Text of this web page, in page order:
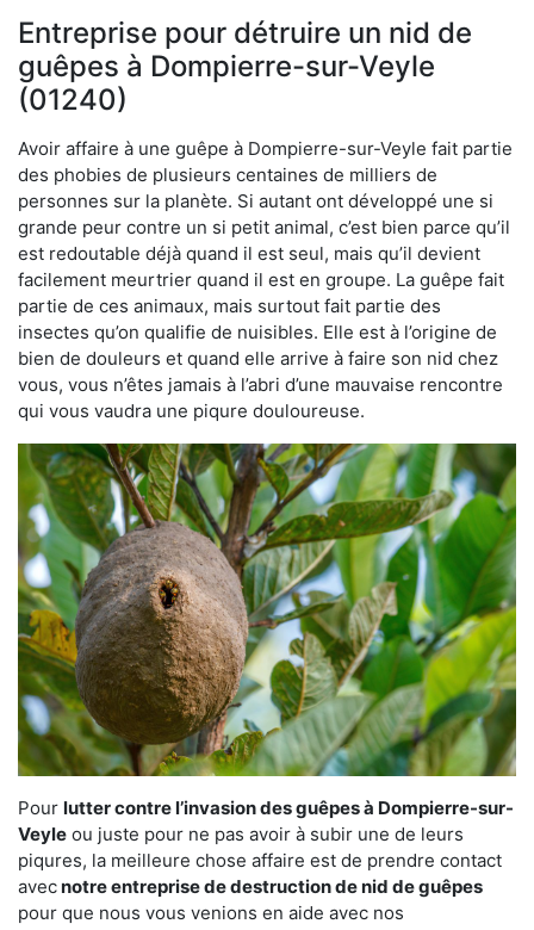
Entreprise pour détruire un nid de
guêpes à Dompierre-sur-Veyle
(01240)
Avoir affaire à une guêpe à Dompierre-sur-Veyle fait partie
des phobies de plusieurs centaines de milliers de
personnes sur la planète. Si autant ont développé une si
grande peur contre un si petit animal, c’est bien parce qu’il
est redoutable déjà quand il est seul, mais qu’il devient
facilement meurtrier quand il est en groupe. La guêpe fait
partie de ces animaux, mais surtout fait partie des
insectes qu’on qualifie de nuisibles. Elle est à l’origine de
bien de douleurs et quand elle arrive à faire son nid chez
vous, vous n’êtes jamais à l’abri d’une mauvaise rencontre
qui vous vaudra une piqure douloureuse.
Pour lutter contre l’invasion des guêpes à Dompierre-sur-
Veyle ou juste pour ne pas avoir à subir une de leurs
piqures, la meilleure chose affaire est de prendre contact
avecnotre entreprise de destruction de nid de guêpes
pour que nous vous venions en aide avec nos